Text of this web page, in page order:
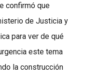
confirmó que
de Justicia y
para ver de qué
este tema
la construcción